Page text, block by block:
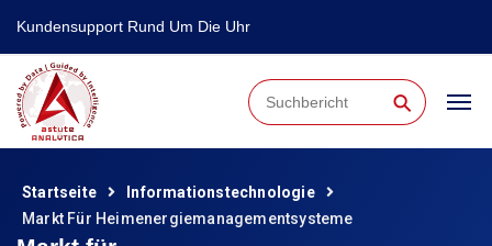
Kundensupport Rund Um Die Uhr
⚲
Startseite
Informationstechnologie
Markt Für Heimenergiemanagementsysteme